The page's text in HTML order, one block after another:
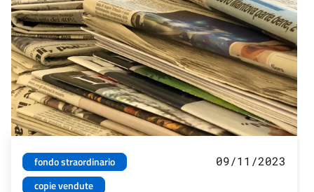
fondo straordinario
copie vendute
09/11/2023